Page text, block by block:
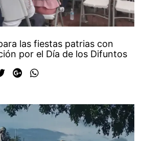
las fiestas patrias con
por el Día de los Difuntos